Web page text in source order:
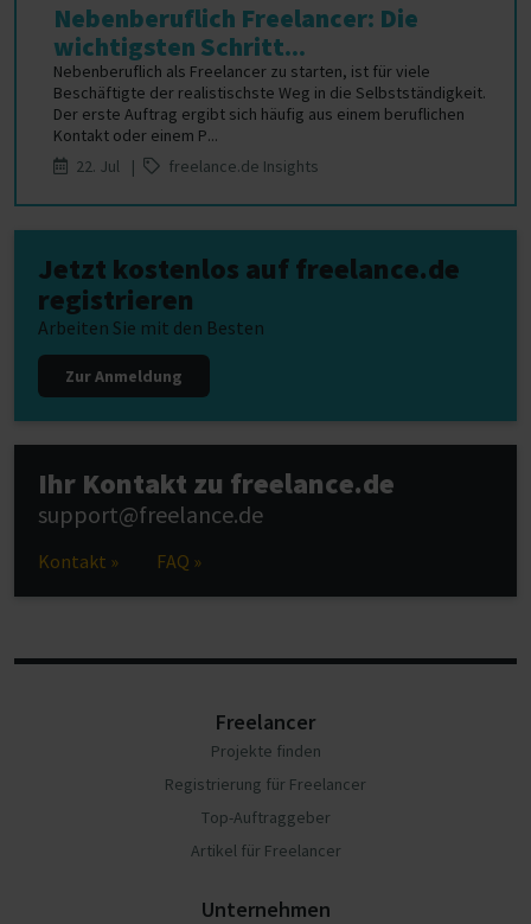
Nebenberuflich Freelancer: Die
wichtigsten Schritt...
Nebenberuflich als Freelancer zu starten, ist für viele
Beschäftigte der realistischste Weg in die Selbstständigkeit.
Der erste Auftrag ergibt sich häufig aus einem beruflichen
Kontakt oder einem P...
22. Jul |
freelance.de Insights
Jetzt kostenlos auf freelance.de
registrieren
Arbeiten Sie mit den Besten
Zur Anmeldung
Ihr Kontakt zu freelance.de
support@freelance.de
Kontakt » FAQ »
Freelancer
Projekte finden
Registrierung für Freelancer
Top-Auftraggeber
Artikel für Freelancer
Unternehmen